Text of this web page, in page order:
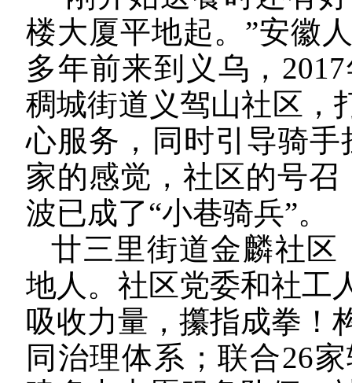
楼大厦平地起。”安徽
多年前来到义乌，
稠城街道义驾山社区，
心服务，同时引导骑手
家的感觉，社区的号
波已成了“小巷骑兵”。
廿三里街道金麟社区
地人。社区党委和社工
吸收力量，攥指成拳！
同治理体系；联合26